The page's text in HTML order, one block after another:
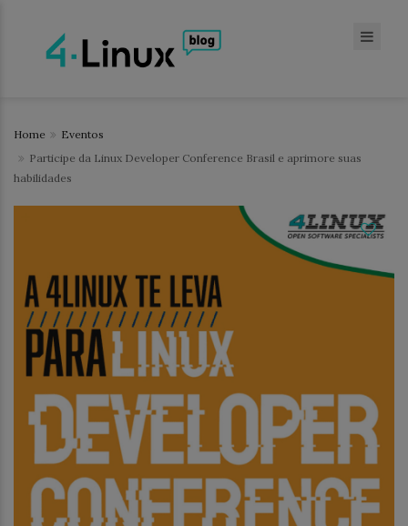
Home
Eventos
Participe da Linux Developer Conference Brasil e aprimore suas
habilidades